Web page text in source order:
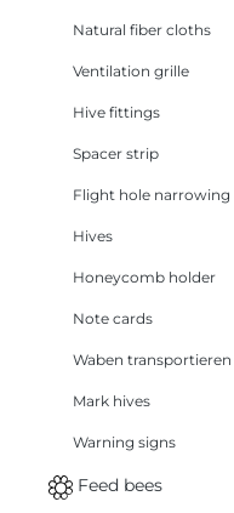
Natural fiber cloths
Ventilation grille
Hive fittings
Spacer strip
Flight hole narrowing
Hives
Honeycomb holder
Note cards
Waben transportieren
Mark hives
Warning signs
Feed bees